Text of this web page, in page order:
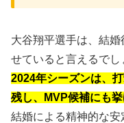
大谷翔平選手は、結
せていると言えるでし
2024年シーズンは、
残し、MVP候補にも挙
結婚による精神的な安